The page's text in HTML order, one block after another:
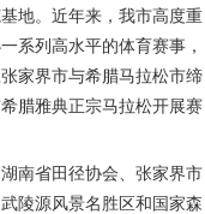
地。近年来，我市高度重
系列高水平的体育赛事，
家界市与希腊马拉松市缔
腊雅典正宗马拉松开展赛
南省田径协会、张家界市
陵源风景名胜区和国家森